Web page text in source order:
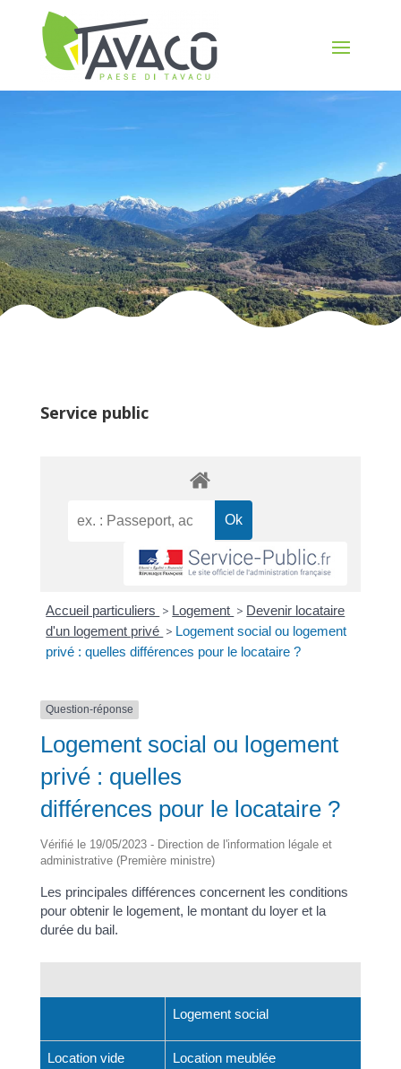
Service public
Accueil particuliers > Logement > Devenir locataire
d'un logement privé > Logement social ou logement
privé : quelles différences pour le locataire ?
Question-réponse
Logement social ou logement
privé : quelles
différences pour le locataire ?
Vérifié le 19/05/2023 - Direction de l'information légale et
administrative (Première ministre)
Les principales différences concernent les conditions
pour obtenir le logement, le montant du loyer et la
durée du bail.
Logement social
Location vide Location meublée